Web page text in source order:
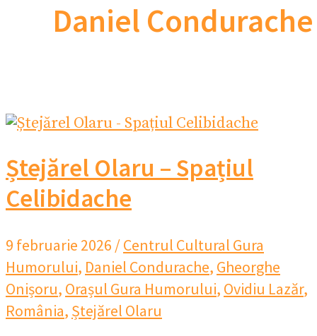
Daniel Condurache
Ștejărel Olaru – Spațiul
Celibidache
9 februarie 2026 /Centrul Cultural Gura
Humorului, Daniel Condurache, Gheorghe
Onișoru, Orașul Gura Humorului, Ovidiu Lazăr,
România, Ștejărel Olaru